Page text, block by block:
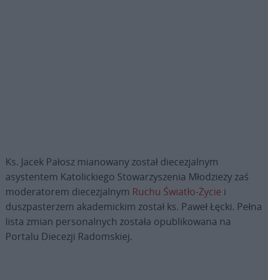
Ks. Jacek Pałosz mianowany został diecezjalnym
asystentem Katolickiego Stowarzyszenia Młodzieży zaś
moderatorem diecezjalnym Ruchu Światło-Życie i
duszpasterzem akademickim został ks. Paweł Łęcki. Pełna
lista zmian personalnych została opublikowana na
Portalu Diecezji Radomskiej.